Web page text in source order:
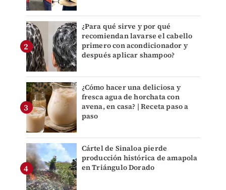
¿Para qué sirve y por qué
recomiendan lavarse el cabello
primero con acondicionador y
después aplicar shampoo?
¿Cómo hacer una deliciosa y
fresca agua de horchata con
avena, en casa? | Receta paso a
paso
Cártel de Sinaloa pierde
producción histórica de amapola
en Triángulo Dorado